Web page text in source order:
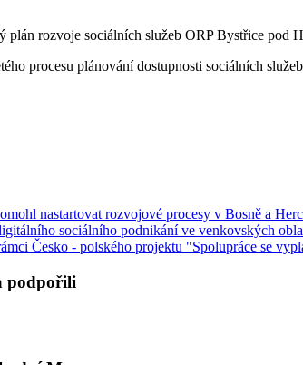
plán rozvoje sociálních služeb ORP Bystřice pod
procesu plánování dostupnosti sociálních
nastartovat rozvojové procesy v Bosně a
sociálního podnikání ve venkovských
Česko - polského projektu "Spolupráce se
podpořili